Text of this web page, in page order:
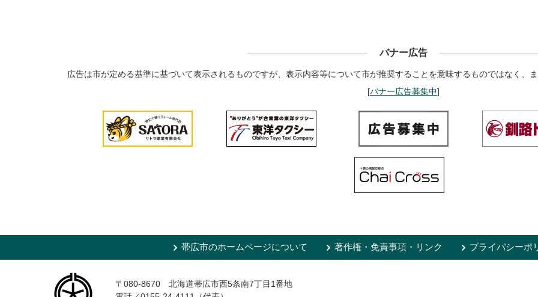
バナー広告
広告は市が定める基準に基づいて表示されるものですが、表示内容等について市が推奨することを意味するものではなく、
[バナー広告募集中]
帯広市のホームページについて 著作権・免責事項・リンク プライバシーポ
〒080-8670 北海道帯広市西5条南7丁目1番地